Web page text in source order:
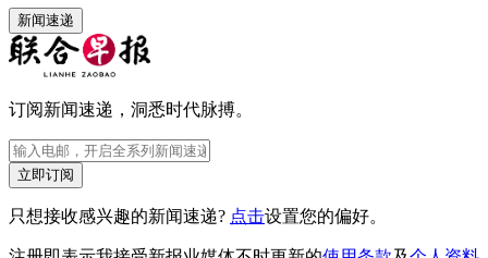
新闻速递
订阅新闻速递，洞悉时代脉搏。
立即订阅
只想接收感兴趣的新闻速递? 点击设置您的偏好。